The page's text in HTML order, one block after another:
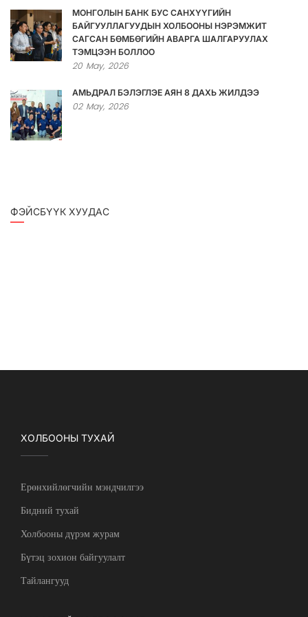
МОНГОЛЫН БАНК БУС САНХҮҮГИЙН
БАЙГУУЛЛАГУУДЫН ХОЛБООНЫ НЭРЭМЖИТ
САГСАН БӨМБӨГИЙН АВАРГА ШАЛГАРУУЛАХ
ТЭМЦЭЭН БОЛЛОО
20 May, 2026
АМЬДРАЛ БЭЛЭГЛЭЕ АЯН 8 ДАХЬ ЖИЛДЭЭ
02 May, 2026
ФЭЙСБҮҮК ХУУДАС
ХОЛБООНЫ ТУХАЙ
Ерөнхийлөгчийн мэндчилгээ
Бидний тухай
Холбооны дүрэм журам
Бүтэц зохион байгуулалт
Тайлангууд